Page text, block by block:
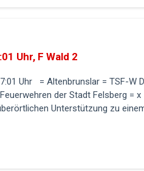
Uhr, F Wald 2
Uhr = Altenbrunslar = TSF-W
der Stadt Felsberg =
Unterstützung zu